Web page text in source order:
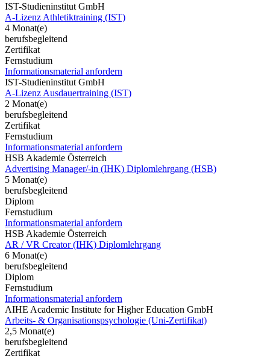
IST-Studieninstitut GmbH
A-Lizenz Athletiktraining (IST)
4 Monat(e)
berufsbegleitend
Zertifikat
Fernstudium
Informationsmaterial anfordern
IST-Studieninstitut GmbH
A-Lizenz Ausdauertraining (IST)
2 Monat(e)
berufsbegleitend
Zertifikat
Fernstudium
Informationsmaterial anfordern
HSB Akademie Österreich
Advertising Manager/-in (IHK) Diplomlehrgang (HSB)
5 Monat(e)
berufsbegleitend
Diplom
Fernstudium
Informationsmaterial anfordern
HSB Akademie Österreich
AR / VR Creator (IHK) Diplomlehrgang
6 Monat(e)
berufsbegleitend
Diplom
Fernstudium
Informationsmaterial anfordern
AIHE Academic Institute for Higher Education GmbH
Arbeits- & Organisationspsychologie (Uni-Zertifikat)
2,5 Monat(e)
berufsbegleitend
Zertifikat